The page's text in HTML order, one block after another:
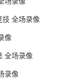
全场录像
像
全场录像
录像